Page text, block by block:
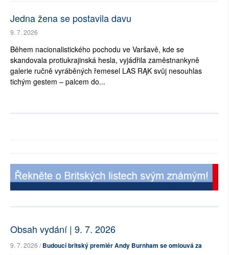
Jedna žena se postavila davu
9. 7. 2026
Během nacionalistického pochodu ve Varšavě, kde se
skandovala protiukrajinská hesla, vyjádřila zaměstnankyně
galerie ručně vyráběných řemesel LAS RĄK svůj nesouhlas
tichým gestem – palcem do...
Obsah vydání | 9. 7. 2026
9. 7. 2026 /Budoucí britský premiér Andy Burnham se omlouvá za